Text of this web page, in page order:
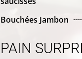
Bouchées Jambon
PAIN